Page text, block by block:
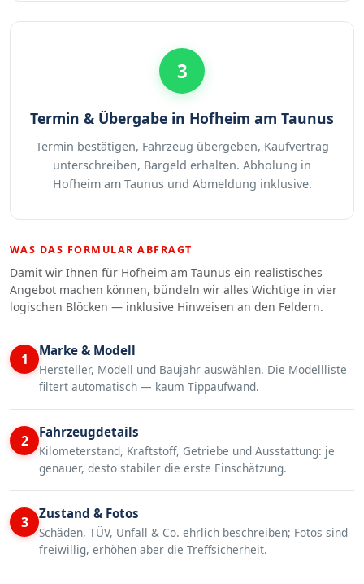
3
Termin & Übergabe in Hofheim am Taunus
Termin bestätigen, Fahrzeug übergeben, Kaufvertrag
unterschreiben, Bargeld erhalten. Abholung in
Hofheim am Taunus und Abmeldung inklusive.
WAS DAS FORMULAR ABFRAGT
Damit wir Ihnen für Hofheim am Taunus ein realistisches
Angebot machen können, bündeln wir alles Wichtige in vier
logischen Blöcken — inklusive Hinweisen an den Feldern.
1 Marke & Modell
Hersteller, Modell und Baujahr auswählen. Die Modellliste
filtert automatisch — kaum Tippaufwand.
2 Fahrzeugdetails
Kilometerstand, Kraftstoff, Getriebe und Ausstattung: je
genauer, desto stabiler die erste Einschätzung.
3 Zustand & Fotos
Schäden, TÜV, Unfall & Co. ehrlich beschreiben; Fotos sind
freiwillig, erhöhen aber die Treffsicherheit.